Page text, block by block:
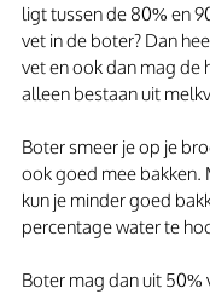
ligt tussen de 80% en
vet in de boter? Dan
vet en ook dan mag de
alleen bestaan uit
Boter smeer je op je
ook goed mee
kun je minder goed
percentage water te
Boter mag dan uit 50%